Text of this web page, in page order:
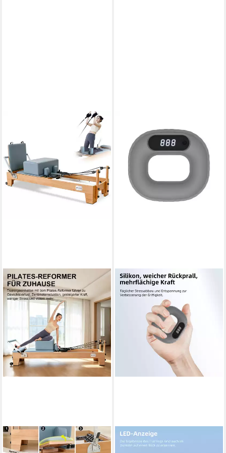
JASPORT
Pilates-Reformer
JASPORT
Handmuskeltrainer JASPORT